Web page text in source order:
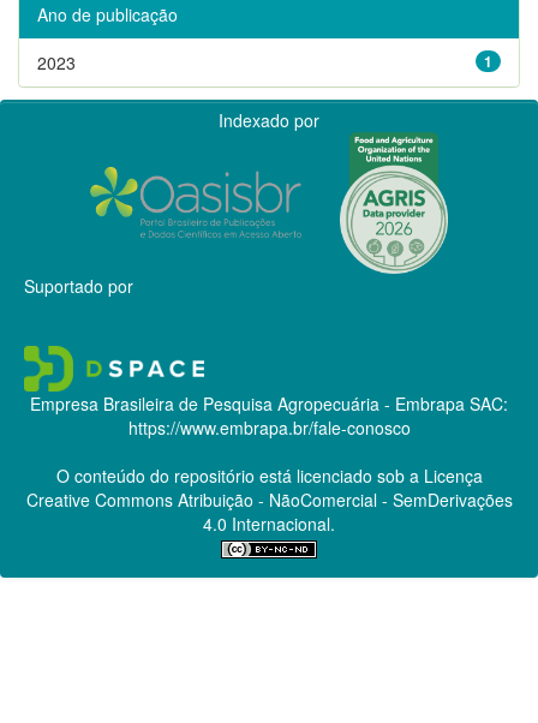
Ano de publicação
1
2023
Indexado por
Suportado por
Empresa Brasileira de Pesquisa Agropecuária - Embrapa SAC:
https://www.embrapa.br/fale-conosco
O conteúdo do repositório está licenciado sob a Licença
Creative CommonsAtribuição - NãoComercial - SemDerivações
4.0 Internacional.